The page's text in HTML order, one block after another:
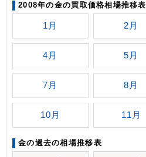
2008年の金の買取価格相場推移表
1月 2月
4月 5月
7月 8月
10月 11月
金の過去の相場推移表